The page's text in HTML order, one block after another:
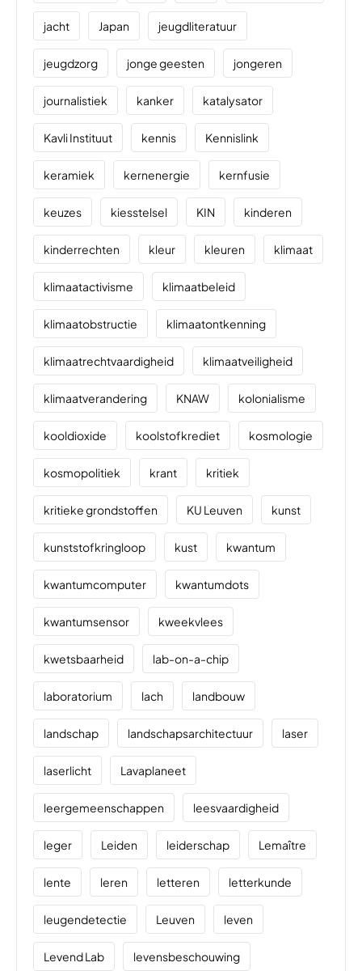
jacht Japan jeugdliteratuur
jeugdzorg jonge geesten jongeren
journalistiek kanker katalysator
Kavli Instituut kennis Kennislink
keramiek kernenergie kernfusie
keuzes kiesstelsel KIN kinderen
kinderrechten kleur kleuren klimaat
klimaatactivisme klimaatbeleid
klimaatobstructie klimaatontkenning
klimaatrechtvaardigheid klimaatveiligheid
klimaatverandering KNAW kolonialisme
kooldioxide koolstofkrediet kosmologie
kosmopolitiek krant kritiek
kritieke grondstoffen KU Leuven kunst
kunststofkringloop kust kwantum
kwantumcomputer kwantumdots
kwantumsensor kweekvlees
kwetsbaarheid lab-on-a-chip
laboratorium lach landbouw
landschap landschapsarchitectuur laser
laserlicht Lavaplaneet
leergemeenschappen leesvaardigheid
leger Leiden leiderschap Lemaître
lente leren letteren letterkunde
leugendetectie Leuven leven
Levend Lab levensbeschouwing